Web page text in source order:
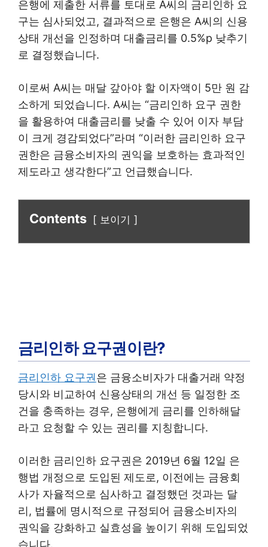
은행에 제출한 서류를 토대로 A씨의 금리인하 요
구는 심사되었고, 결과적으로 은행은 A씨의 신용
상태 개선을 인정하며 대출금리를 0.5%p 낮추기
로 결정했습니다.
이로써 A씨는 매달 갚아야 할 이자액이 5만 원 감
소하게 되었습니다. A씨는 “금리인하 요구 권한
을 활용하여 대출금리를 낮출 수 있어 이자 부담
이 크게 경감되었다”라며 “이러한 금리인하 요구
권한은 금융소비자의 권익을 보호하는 효과적인
제도라고 생각한다”고 언급했습니다.
Contents 보이기
금리인하 요구권이란?
금리인하 요구권은 금융소비자가 대출거래 약정
당시와 비교하여 신용상태의 개선 등 일정한 조
건을 충족하는 경우, 은행에게 금리를 인하해달
라고 요청할 수 있는 권리를 지칭합니다.
이러한 금리인하 요구권은 2019년 6월 12일 은
행법 개정으로 도입된 제도로, 이전에는 금융회
사가 자율적으로 심사하고 결정했던 것과는 달
리, 법률에 명시적으로 규정되어 금융소비자의
권익을 강화하고 실효성을 높이기 위해 도입되었
습니다.